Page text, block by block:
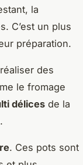
la
C’est un plus
préparation.
des
le fromage
délices de la
. Ces pots sont